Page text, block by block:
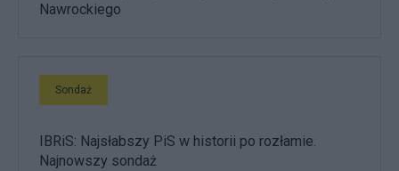
Nawrockiego
Sondaż
IBRiS: Najsłabszy PiS w historii po rozłamie.
Najnowszy sondaż